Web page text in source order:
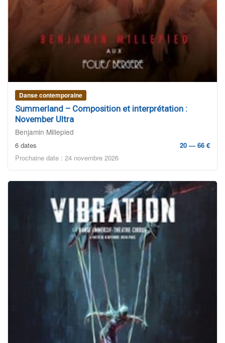
Danse contemporaine
Summerland – Composition et interprétation :
November Ultra
Benjamin Millepied
6 dates
20 — 66 €
Prochaine date : 24 novembre 2026